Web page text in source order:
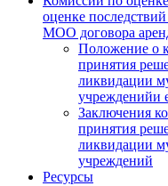
оценке
МОО договора
Положение о
принятия
ликвидации
учрежденийи
Заключения
принятия
ликвидации
учреждений
Ресурсы